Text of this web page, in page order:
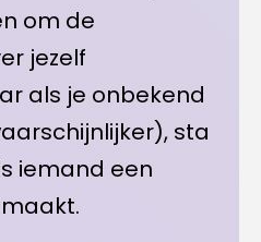
om de
jezelf
als je onbekend
sta
iemand een